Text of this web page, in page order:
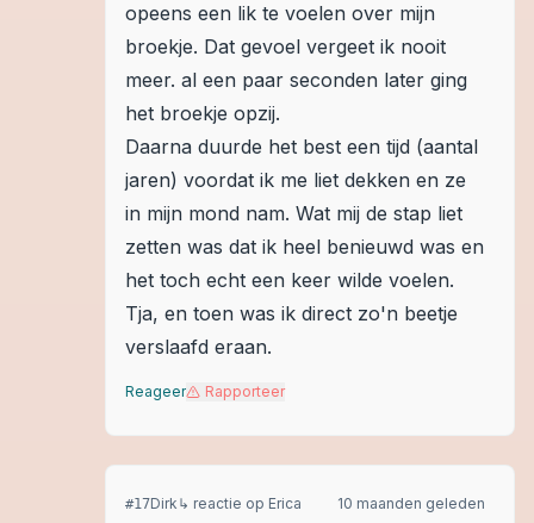
opeens een lik te voelen over mijn
broekje. Dat gevoel vergeet ik nooit
meer. al een paar seconden later ging
het broekje opzij.
Daarna duurde het best een tijd (aantal
jaren) voordat ik me liet dekken en ze
in mijn mond nam. Wat mij de stap liet
zetten was dat ik heel benieuwd was en
het toch echt een keer wilde voelen.
Tja, en toen was ik direct zo'n beetje
verslaafd eraan.
Reageer Rapporteer
#17Dirk ↳ reactie op Erica 10 maanden geleden